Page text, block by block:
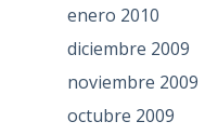
enero 2010
diciembre 2009
noviembre 2009
octubre 2009